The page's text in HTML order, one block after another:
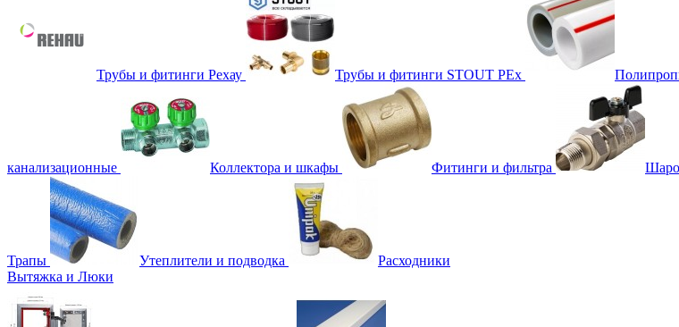
Трубы и фитинги Рехау Трубы и фитинги STOUT PEx
канализационные Коллектора и шкафы Фитинги и фильтра
Трапы Утеплители и подводка
Расходники
Вытяжка и Люки